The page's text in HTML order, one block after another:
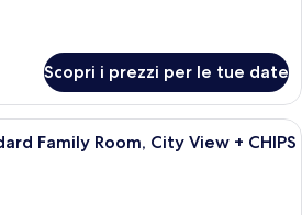
Scopri i prezzi per le tue date
Una camera d'albergo con due letti,
Family Room, City View + CHIPS